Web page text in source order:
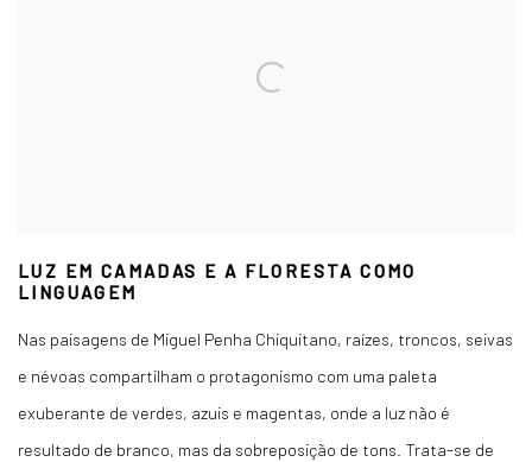
LUZ EM CAMADAS E A FLORESTA COMO
LINGUAGEM
Nas paisagens de Miguel Penha Chiquitano, raízes, troncos, seivas
e névoas compartilham o protagonismo com uma paleta
exuberante de verdes, azuis e magentas, onde a luz não é
resultado de branco, mas da sobreposição de tons. Trata-se de